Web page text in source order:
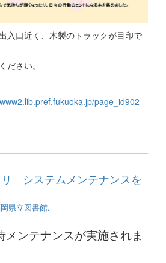
入口近く、木製のトラックが目印で
ださい。
page_id902
システムメンテナンスを
県立図書館.
メンテナンスが実施されま